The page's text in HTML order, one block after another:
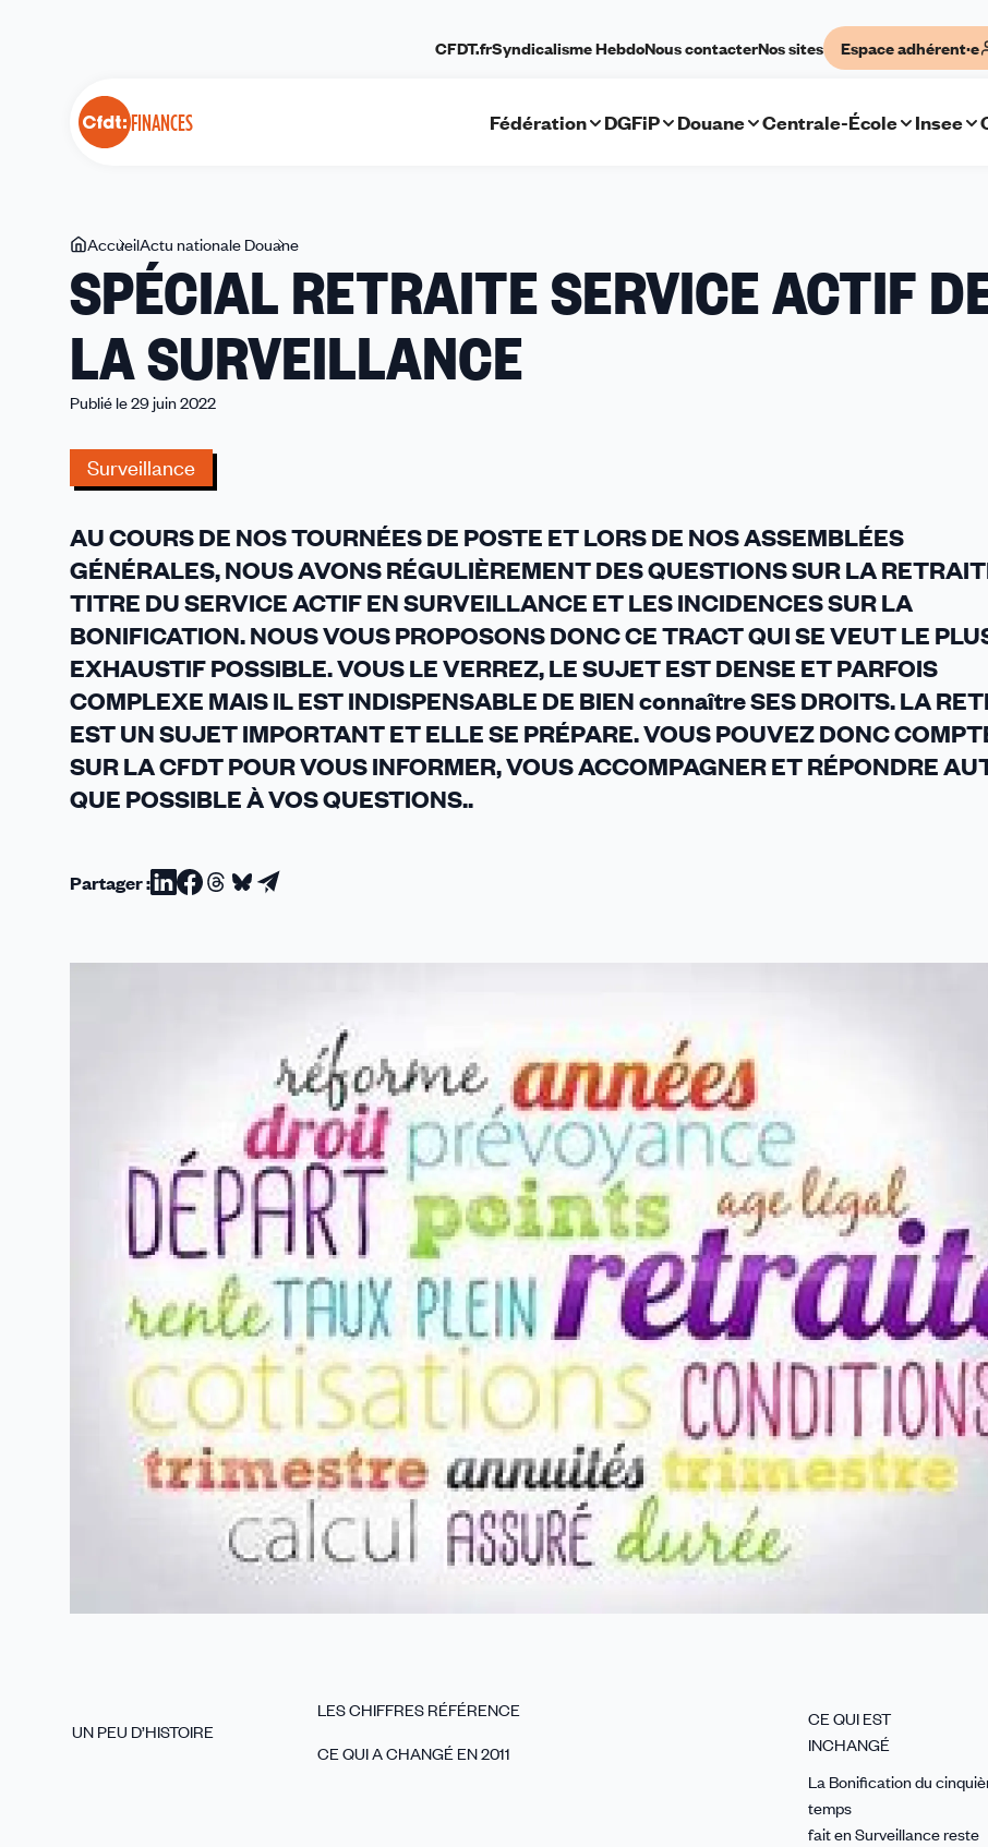
FINANCES
CFDT.frSyndicalisme HebdoNous contacterNos sites Espace adhérent·e
Fédération DGFiP Douane Centrale-École Insee
Vous
êtes
ici
AccueilActu nationale Douane
RETRAITE
SERVICE
ACTIF
DE
SPÉCIAL RETRAITE SERVICE ACTIF
LA SURVEILLANCE
Publié le 29 juin 2022
Surveillance
AU COURS DE NOS TOURNÉES DE POSTE ET LORS DE NOS ASSEMBLÉES
GÉNÉRALES, NOUS AVONS RÉGULIÈREMENT DES QUESTIONS SUR LA
TITRE DU SERVICE ACTIF EN SURVEILLANCE ET LES INCIDENCES SUR LA
BONIFICATION. NOUS VOUS PROPOSONS DONC CE TRACT QUI SE VEUT LE
EXHAUSTIF POSSIBLE. VOUS LE VERREZ, LE SUJET EST DENSE ET PARFOIS
COMPLEXE MAIS IL EST INDISPENSABLE DE BIEN connaître SES DROITS. LA
EST UN SUJET IMPORTANT ET ELLE SE PRÉPARE. VOUS POUVEZ DONC
SUR LA CFDT POUR VOUS INFORMER, VOUS ACCOMPAGNER ET RÉPONDRE
QUE POSSIBLE À VOS QUESTIONS..
Partager :Partager
Linkedin
Partager
Facebook
Partager
Threads
Partager
Bluesky
Partager
email
UN PEU D’HISTOIRE
LES CHIFFRES RÉFÉRENCE
CE QUI A CHANGÉ EN 2011
CE QUI EST
INCHANGÉ
La Bonification du
temps
fait en Surveillance reste